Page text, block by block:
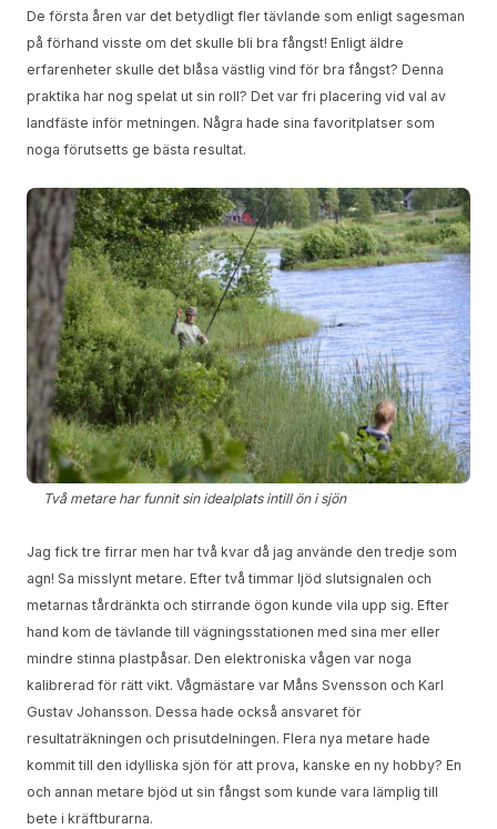
De första åren var det betydligt fler tävlande som enligt sagesman
på förhand visste om det skulle bli bra fångst! Enligt äldre
erfarenheter skulle det blåsa västlig vind för bra fångst? Denna
praktika har nog spelat ut sin roll? Det var fri placering vid val av
landfäste inför metningen. Några hade sina favoritplatser som
noga förutsetts ge bästa resultat.
Två metare har funnit sin idealplats intill ön i sjön
Jag fick tre firrar men har två kvar då jag använde den tredje som
agn! Sa misslynt metare. Efter två timmar ljöd slutsignalen och
metarnas tårdränkta och stirrande ögon kunde vila upp sig. Efter
hand kom de tävlande till vägningsstationen med sina mer eller
mindre stinna plastpåsar. Den elektroniska vågen var noga
kalibrerad för rätt vikt. Vågmästare var Måns Svensson och Karl
Gustav Johansson. Dessa hade också ansvaret för
resultaträkningen och prisutdelningen. Flera nya metare hade
kommit till den idylliska sjön för att prova, kanske en ny hobby? En
och annan metare bjöd ut sin fångst som kunde vara lämplig till
bete i kräftburarna.